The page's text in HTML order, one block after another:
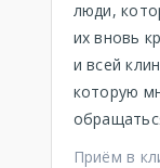
люди,
их вновь
и всей
которую
Приём в